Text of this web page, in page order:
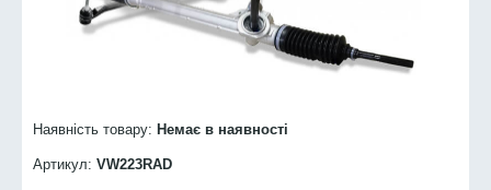
Наявність товару: Немає в наявності
Артикул: VW223RAD